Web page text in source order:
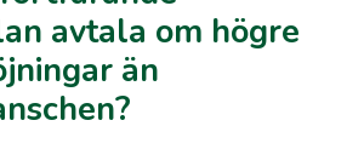
avtala om högre
än